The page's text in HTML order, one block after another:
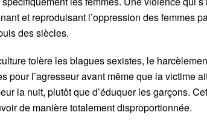
et reproduisant l’oppression des femmes
des siècles.
tolère les blagues sexistes, le
pour l’agresseur avant même que la victime
la nuit, plutôt que d’éduquer les garçons.
de manière totalement disproportionnée.